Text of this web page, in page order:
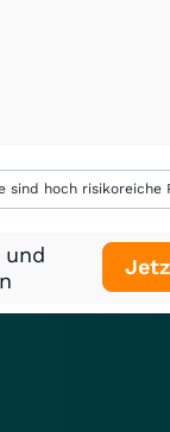
hoch
und